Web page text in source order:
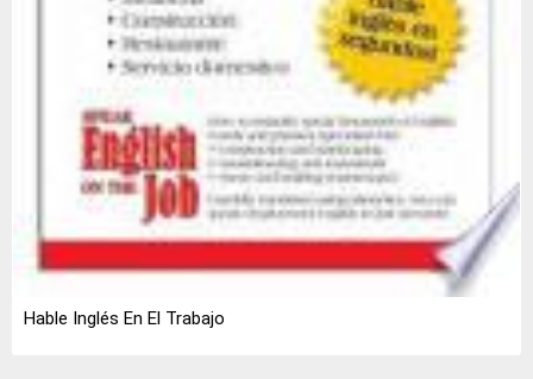
Hable Inglés En El Trabajo